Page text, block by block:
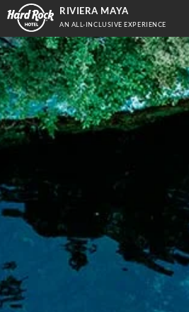
RIVIERA MAYA
AN ALL-INCLUSIVE EXPERIENCE